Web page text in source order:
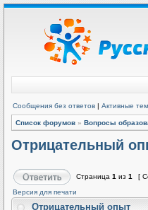
Сообщения без ответов | Активные
Список форумов » Вопросы
Отрицательный
Страница 1 из 1
[
Версия для печати
Отрицательный опыт